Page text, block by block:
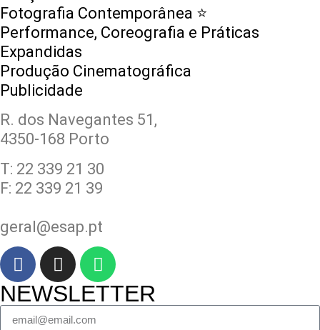
Fotografia Contemporânea ⭐️
Performance, Coreografia e Práticas
Expandidas
Produção Cinematográfica
Publicidade
R. dos Navegantes 51,
4350-168 Porto
T: 22 339 21 30
F: 22 339 21 39
geral@esap.pt
NEWSLETTER